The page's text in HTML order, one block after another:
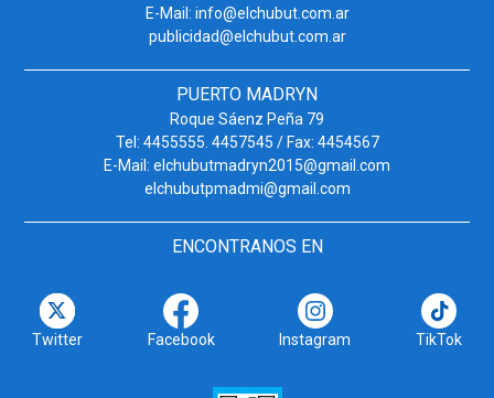
E-Mail: info@elchubut.com.ar
publicidad@elchubut.com.ar
PUERTO MADRYN
Roque Sáenz Peña 79
Tel: 4455555. 4457545 / Fax: 4454567
E-Mail: elchubutmadryn2015@gmail.com
elchubutpmadmi@gmail.com
ENCONTRANOS EN
Twitter Facebook Instagram TikTok